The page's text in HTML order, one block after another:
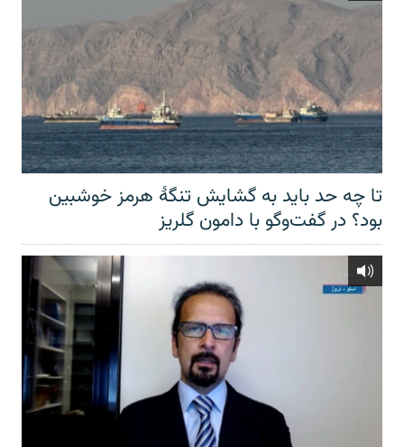
تا چه حد باید به گشایش تنگهٔ هرمز خوشبین
بود؟ در گفت‌وگو با دامون گلریز